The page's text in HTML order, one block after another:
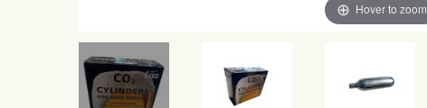
Hover to zoom